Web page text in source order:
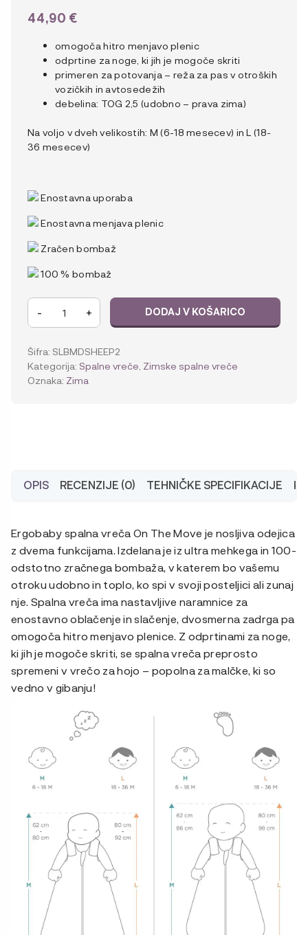
44,90 €
omogoča hitro menjavo plenic
odprtine za noge, ki jih je mogoče skriti
primeren za potovanja – reža za pas v otroških
vozičkih in avtosedežih
debelina: TOG 2,5 (udobno – prava zima)
Na voljo v dveh velikostih: M (6-18 mesecev) in L (18-
36 mesecev)
Enostavna uporaba
Enostavna menjava plenic
Zračen bombaž
100 % bombaž
Ergobaby
1
spalna
vreča
(6-
- + DODAJ V KOŠARICO
Šifra: SLBMDSHEEP2
Kategorija: Spalne vreče Zimske spalne vreče
Oznaka: Zima
OPIS RECENZIJE (0) TEHNIČKE SPECIFIKACIJE
Ergobaby spalna vreča On The Move je nosljiva odejica
z dvema funkcijama. Izdelana je iz ultra mehkega in 100-
odstotno zračnega bombaža, v katerem bo vašemu
otroku udobno in toplo, ko spi v svoji posteljici ali zunaj
nje. Spalna vreča ima nastavljive naramnice za
enostavno oblačenje in slačenje, dvosmerna zadrga pa
omogoča hitro menjavo plenice. Z odprtinami za noge,
ki jih je mogoče skriti, se spalna vreča preprosto
spremeni v vrečo za hojo – popolna za malčke, ki so
vedno v gibanju!